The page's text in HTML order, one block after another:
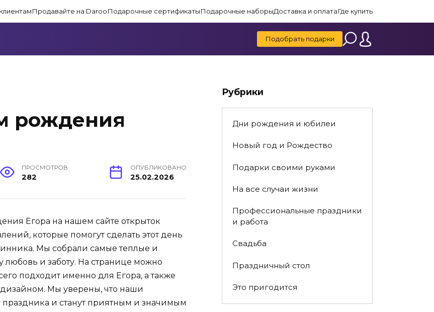
Продавайте на DarooПодарочные сертификатыПодарочные наборыДоставка и оплатаГде купить
Подобрать подарки
рождения
ПРОСМОТРОВ
282
ОПУБЛИКОВАНО
25.02.2026
Егора на нашем сайте открыток
которые помогут сделать этот день
Мы собрали самые теплые и
любовь и заботу. На странице можно
подходит именно для Егора, а также
Мы уверены, что наши
праздника и станут приятным и значимым
Рубрики
Дни рождения и юбилеи
Новый год и Рождество
Подарки своими руками
На все случаи жизни
Профессиональные праздники
и работа
Свадьба
Праздничный стол
Это пригодится